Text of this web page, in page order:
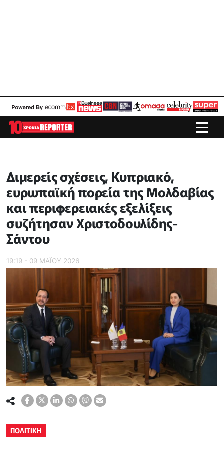
Διμερείς σχέσεις, Κυπριακό,
ευρωπαϊκή πορεία της Μολδαβίας
και περιφερειακές εξελίξεις
συζήτησαν Χριστοδουλίδης-
Σάντου
19:19 - 09 ΜΑΪ́ΟΥ 2026
ΠΟΛΙΤΙΚΗ